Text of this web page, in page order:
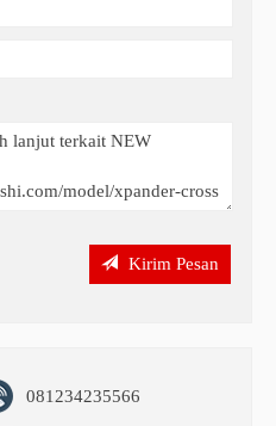
Kirim Pesan
081234235566